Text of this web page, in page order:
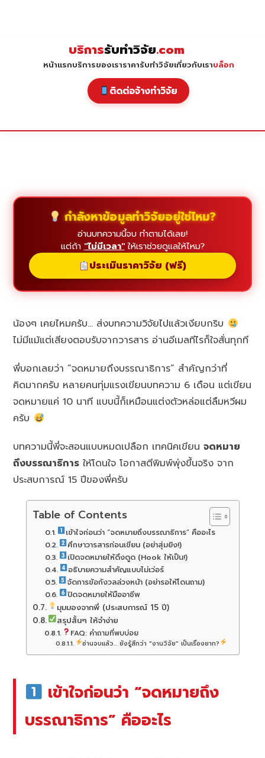
บริการรับทำวิจัย.com
หน้าแรกบริการของเราราคารับทำวิจัยเกี่ยวกับเราบล็อก
ติดต่อจ้างทำวิจัย
กำลังหาข้อมูลทำวิจัยอยู่ใช่ไหม?
อ่านบทความนี้จบ ทำตามได้เลย!
แต่ถ้า "ไม่มีเวลา"ให้เราช่วยดูแลให้ไหม?
ประเมินราคาวิจัย (ฟรี)
น้องๆ เคยไหมครับ… ส่งบทความวิจัยไปแล้วเงียบกริบ
ไม่มีแม้แต่เสียงตอบรับจากวารสาร อ่านอีเมลทีไรก็ใจสั่นทุกที
พี่บอกเลยว่า “จดหมายถึงบรรณาธิการ” สำคัญกว่าที่
คิดมากครับ หลายคนทุ่มแรงเขียนบทความ 6 เดือน แต่เขียน
จดหมายแค่ 10 นาที แบบนี้ก็เหมือนแต่งตัวหล่อแต่ลืมหวีผม
ครับ
บทความนี้พี่จะสอนแบบหมดเปลือก เทคนิคเขียนจดหมาย
ถึงบรรณาธิการ ให้โดนใจ โอกาสตีพิมพ์พุ่งขึ้นจริง จาก
ประสบการณ์ 15 ปีของพี่ครับ
Table of Contents
เข้าใจก่อนว่า “จดหมายถึงบรรณาธิการ” คืออะไร
ศึกษาวารสารก่อนเขียน (อย่าสุ่มยิง!)
เปิดจดหมายให้ดึงดูด (Hook ให้เป็น!)
อธิบายความสำคัญแบบไม่เว่อร์
จัดการข้อกังวลล่วงหน้า (อย่ารอให้โดนถาม)
ปิดจดหมายให้มืออาชีพ
มุมมองจากพี่ (ประสบการณ์ 15 ปี)
สรุปสั้นๆ ให้จำง่าย
FAQ: คำถามที่พบบ่อย
อ่านจบแล้ว... ยังรู้สึกว่า "งานวิจัย" เป็นเรื่องยาก?
เข้าใจก่อนว่า “จดหมายถึง
บรรณาธิการ” คืออะไร